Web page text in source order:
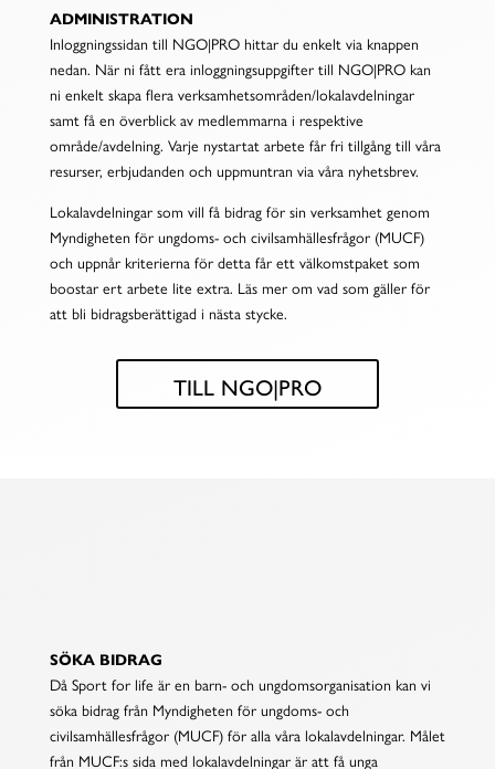
ADMINISTRATION
Inloggningssidan till NGO|PRO hittar du enkelt via knappen
nedan. När ni fått era inloggningsuppgifter till NGO|PRO kan
ni enkelt skapa flera verksamhetsområden/lokalavdelningar
samt få en överblick av medlemmarna i respektive
område/avdelning. Varje nystartat arbete får fri tillgång till våra
resurser, erbjudanden och uppmuntran via våra nyhetsbrev.
Lokalavdelningar som vill få bidrag för sin verksamhet genom
Myndigheten för ungdoms- och civilsamhällesfrågor (MUCF)
och uppnår kriterierna för detta får ett välkomstpaket som
boostar ert arbete lite extra. Läs mer om vad som gäller för
att bli bidragsberättigad i nästa stycke.
TILL NGO|PRO
SÖKA BIDRAG
Då Sport for life är en barn- och ungdomsorganisation kan vi
söka bidrag från Myndigheten för ungdoms- och
civilsamhällesfrågor (MUCF) för alla våra lokalavdelningar. Målet
från MUCF:s sida med lokalavdelningar är att få unga